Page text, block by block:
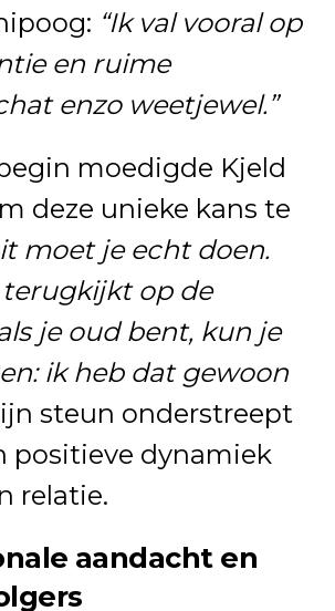
“Ik val vooral op
en ruime
enzo weetjewel.”
moedigde Kjeld
deze unieke kans te
moet je echt doen.
op de
je oud bent, kun je
ik heb dat gewoon
steun onderstreept
positieve dynamiek
relatie.
aandacht en